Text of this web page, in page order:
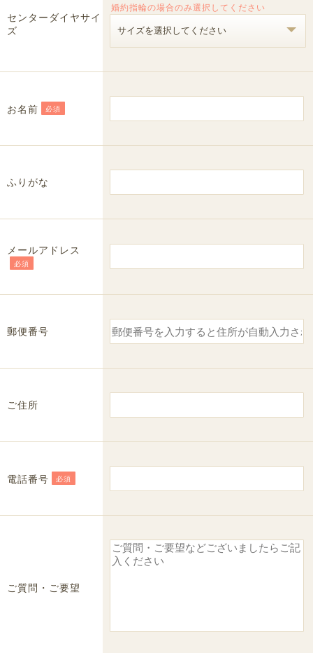
センターダイヤサイ
ズ
婚約指輪の場合のみ選択してください
お名前 必須
ふりがな
メールアドレス
必須
郵便番号
ご住所
電話番号 必須
ご質問・ご要望